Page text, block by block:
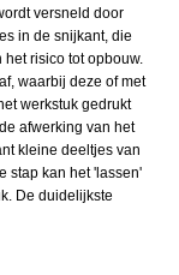
versneld door
in de snijkant, die
risico tot opbouw.
waarbij deze of met
werkstuk gedrukt
afwerking van het
kleine deeltjes van
stap kan het 'lassen'
De duidelijkste